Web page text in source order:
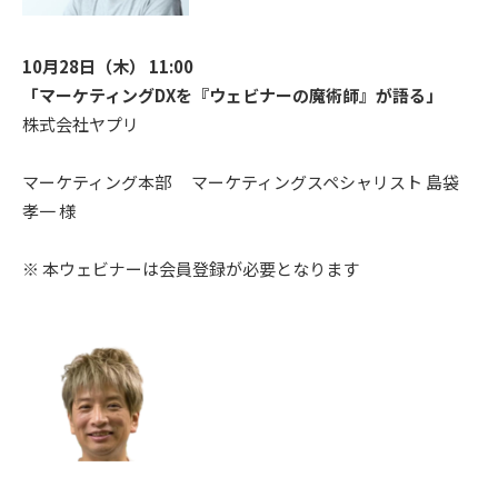
10月28日（木） 11:00
「マーケティングDXを『ウェビナーの魔術師』が語る」
株式会社ヤプリ
マーケティング本部 マーケティングスペシャリスト 島袋
孝一 様
※ 本ウェビナーは会員登録が必要となります